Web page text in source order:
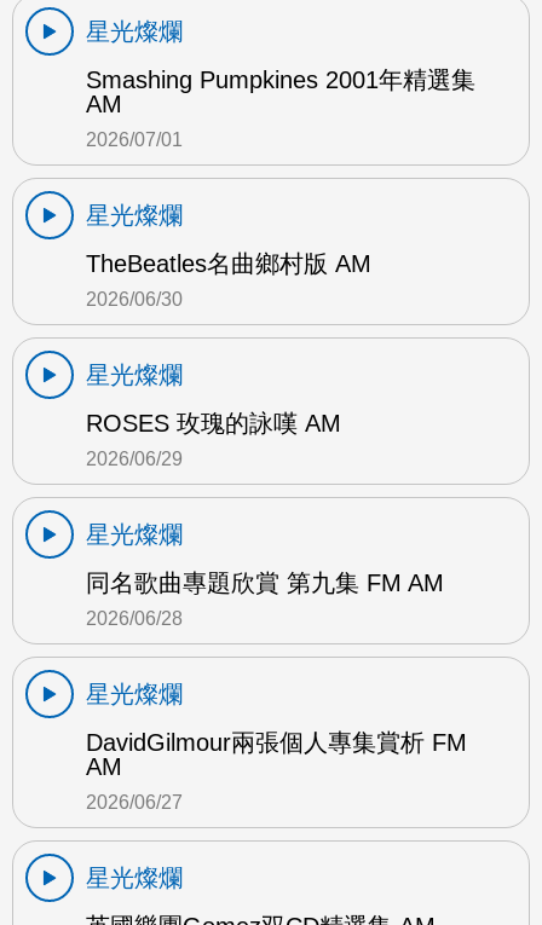
星光燦爛
Smashing Pumpkines 2001年精選集
AM
2026/07/01
星光燦爛
TheBeatles名曲鄉村版 AM
2026/06/30
星光燦爛
ROSES 玫瑰的詠嘆 AM
2026/06/29
星光燦爛
同名歌曲專題欣賞 第九集 FM AM
2026/06/28
星光燦爛
DavidGilmour兩張個人專集賞析 FM
AM
2026/06/27
星光燦爛